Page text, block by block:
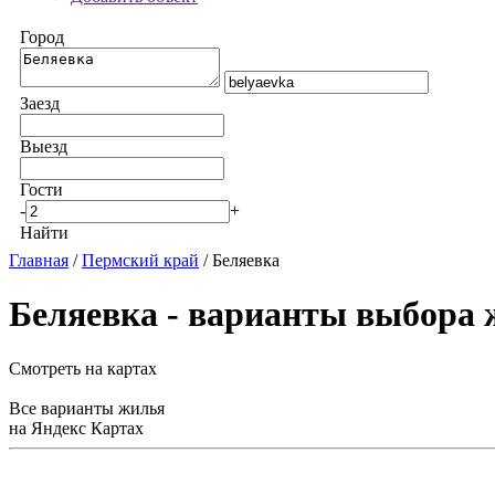
Город
Заезд
Выезд
Гости
-
+
Найти
Главная /Пермский край / Беляевка
Беляевка - варианты выбора
Смотреть на картах
Все варианты жилья
на Яндекс Картах